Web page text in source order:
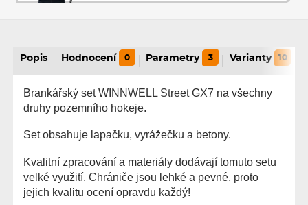
Popis Hodnocení 0 Parametry 3 Varianty 10
Brankářský set WINNWELL Street GX7 na všechny
druhy pozemního hokeje.
Set obsahuje lapačku, vyrážečku a betony.
Kvalitní zpracování a materiály dodávají tomuto setu
velké využití. Chrániče jsou lehké a pevné, proto
jejich kvalitu ocení opravdu každý!